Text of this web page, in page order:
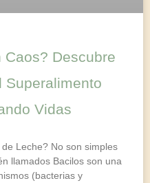
Descubre
Superalimento
Vidas
Leche? No son simples
llamados Bacilos son una
(bacterias y